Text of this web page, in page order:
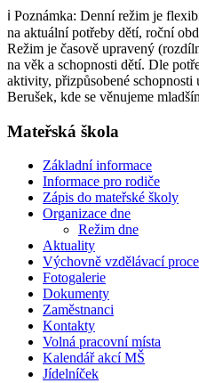
ℹ️ Poznámka: Denní režim je
na aktuální potřeby dětí, roční
Režim je časově upravený
na věk a schopnosti dětí. Dle
aktivity, přizpůsobené
Berušek, kde se věnujeme
Mateřská škola
Základní informace
Informace pro rodiče
Zápis do mateřské školy
Organizace dne
Režim dne
Aktuality
Výchovně vzdělávací
Fotogalerie
Dokumenty
Zaměstnanci
Kontakty
Volná pracovní místa
Kalendář akcí MŠ
Jídelníček